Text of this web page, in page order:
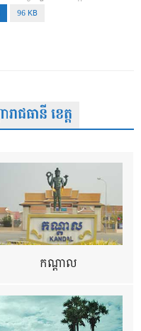
96 KB
ជធានី ខេត្ត
កណ្តាល